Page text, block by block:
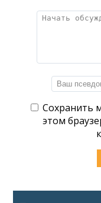
Сохранить
этом